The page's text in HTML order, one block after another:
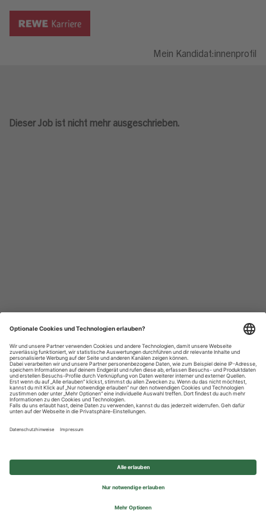
Mein Kandidat:innenprofil
Dieser Job ist nicht mehr ausgeschrieben.
Datenschutzhinweise
Impressum
Privatsphäre-Einstellungen
© 2026 REWE Group - All rights reserved